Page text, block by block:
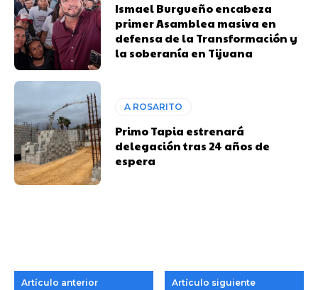
Ismael Burgueño encabeza
primer Asamblea masiva en
defensa de la Transformación y
la soberanía en Tijuana
A ROSARITO
Primo Tapia estrenará
delegación tras 24 años de
espera
Artículo anterior Artículo siguiente